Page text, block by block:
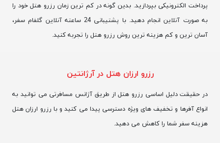
پرداخت الکترونیکی بپردازید. بدین گونه در کم ترین زمان رزرو هتل خود را
به صورت آنلاین انجام دهید. با پشتیبانی 24 ساعته آنلاین گلفام سفر،
آسان ترین و کم هزینه ترین روش رزرو هتل را تجربه کنید.
رزرو ارزان هتل در آرژانتین
در حقیقت دلیل اساسی رزرو هتل از طریق آژانس مسافرتی می توانید به
انواع آفرها و تخفیف های ویژه دسترسی پیدا می کنید و با رزرو ارزان هتل
هزینه سفر شما را کاهش می دهید.